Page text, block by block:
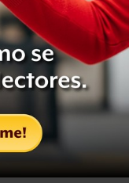
e Israel
febrero, el
de construir
de
territorio